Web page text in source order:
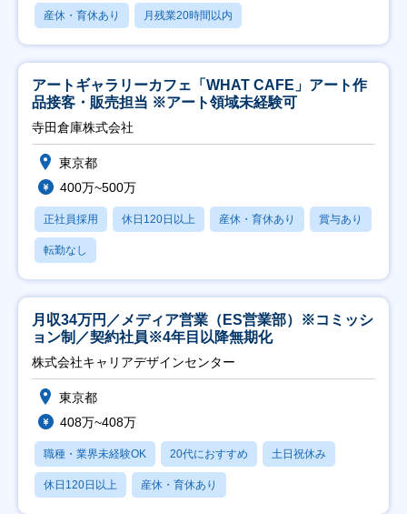
産休・育休あり 月残業20時間以内
アートギャラリーカフェ「WHAT CAFE」アート作
品接客・販売担当 ※アート領域未経験可
寺田倉庫株式会社
東京都
400万~500万
正社員採用 休日120日以上 産休・育休あり 賞与あり
転勤なし
月収34万円／メディア営業（ES営業部）※コミッシ
ョン制／契約社員※4年目以降無期化
株式会社キャリアデザインセンター
東京都
408万~408万
職種・業界未経験OK 20代におすすめ 土日祝休み
休日120日以上 産休・育休あり